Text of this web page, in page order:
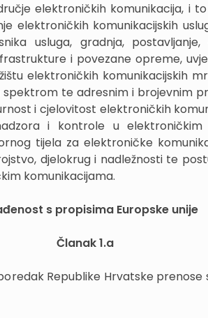
elektroničkih komunikacija, i
elektroničkih komunikacijskih
usluga, gradnja, postavljanje,
i povezane opreme,
elektroničkih komunikacijskih
te adresnim i brojevnim
i cjelovitost elektroničkih
i kontrole u elektroničkim
tijela za elektroničke
djelokrug i nadležnosti te
komunikacijama.
s propisima Europske unije
Članak 1.a
Republike Hrvatske prenose